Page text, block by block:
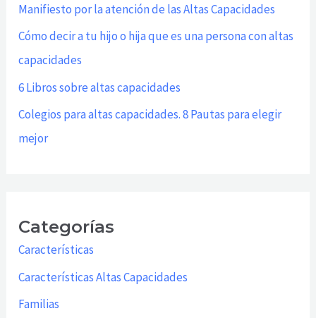
Manifiesto por la atención de las Altas Capacidades
Cómo decir a tu hijo o hija que es una persona con altas
capacidades
6 Libros sobre altas capacidades
Colegios para altas capacidades. 8 Pautas para elegir
mejor
Categorías
Características
Características Altas Capacidades
Familias